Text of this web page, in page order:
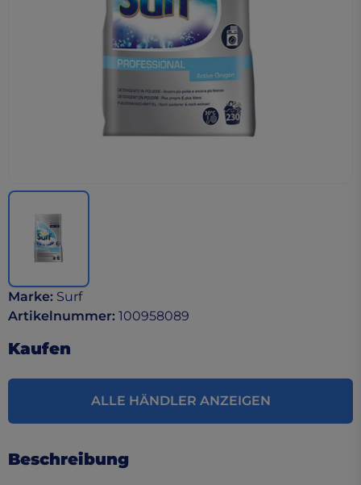
Marke: Surf
Artikelnummer: 100958089
Kaufen
ALLE HÄNDLER ANZEIGEN
Beschreibung